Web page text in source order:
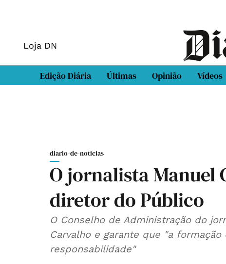
Loja DN
Edição Diária Últimas Opinião Vídeos
diario-de-noticias
O jornalista Manuel
diretor do Público
O Conselho de Administração do
Carvalho e garante que "a
responsabilidade"